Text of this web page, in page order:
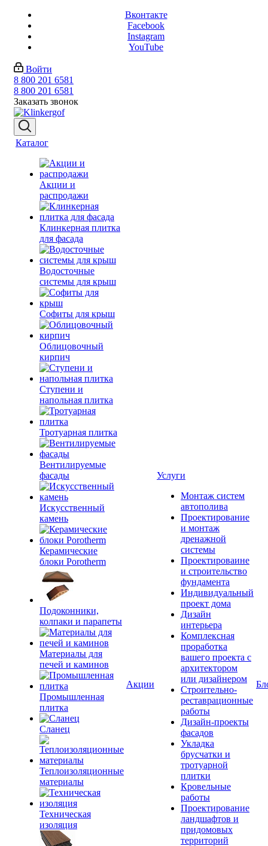
Вконтакте
Facebook
Instagram
YouTube
Войти
8 800 201 6581
8 800 201 6581
Заказать звонок
Каталог
Акции и
распродажи
Клинкерная плитка
для фасада
Водосточные
системы для крыш
Софиты для крыш
Облицовочный
кирпич
Ступени и
напольная плитка
Тротуарная плитка
Вентилируемые
фасады
Искусственный
камень
Керамические
блоки Porotherm
Подоконники,
колпаки и парапеты
Материалы для
печей и каминов
Промышленная
плитка
Сланец
Теплоизоляционные
материалы
Техническая
изоляция
Акции
Услуги
Монтаж систем
автополива
Проектирование
и монтаж
дренажной
системы
Проектироваине
и строительство
фундамента
Индивидуальный
проект дома
Дизайн
интерьера
Комплексная
проработка
вашего проекта с
архитектором
или дизайнером
Строительно-
реставрационные
работы
Дизайн-проекты
фасадов
Укладка
брусчатки и
тротуарной
плитки
Кровельные
работы
Проектирование
ландшафтов и
придомовых
территорий